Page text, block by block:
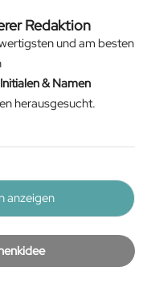
Redaktion
und am besten
& Namen
herausgesucht.
anzeigen